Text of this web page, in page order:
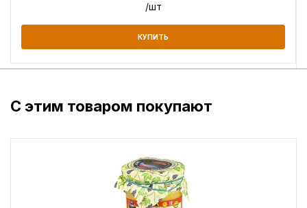
/шт
КУПИТЬ
С этим товаром покупают